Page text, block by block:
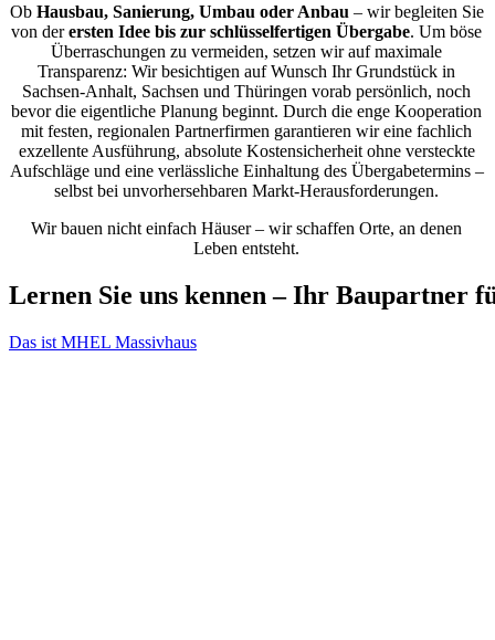
Ob Hausbau, Sanierung, Umbau oder Anbau – wir begleiten Sie
von derersten Idee bis zur schlüsselfertigen Übergabe. Um böse
Überraschungen zu vermeiden, setzen wir auf maximale
Transparenz: Wir besichtigen auf Wunsch Ihr Grundstück in
Sachsen-Anhalt, Sachsen und Thüringen vorab persönlich, noch
bevor die eigentliche Planung beginnt. Durch die enge Kooperation
mit festen, regionalen Partnerfirmen garantieren wir eine fachlich
exzellente Ausführung, absolute Kostensicherheit ohne versteckte
Aufschläge und eine verlässliche Einhaltung des Übergabetermins –
selbst bei unvorhersehbaren Markt-Herausforderungen.
Wir bauen nicht einfach Häuser – wir schaffen Orte, an denen
Leben entsteht.
Lernen Sie uns kennen –Ihr Baupartner
Das ist MHEL Massivhaus